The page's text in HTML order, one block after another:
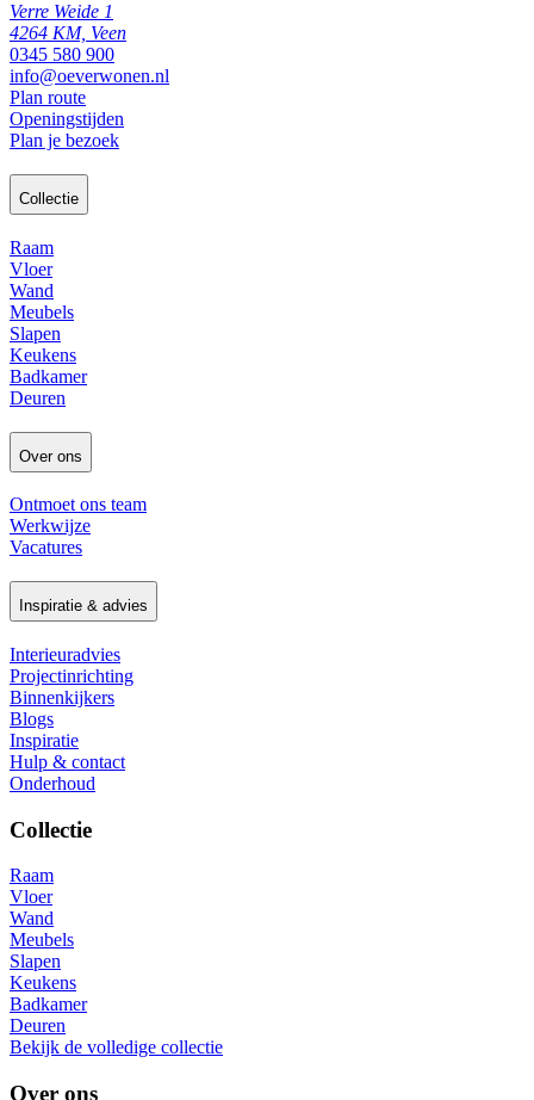
Verre Weide 1
4264 KM, Veen
0345 580 900
info@oeverwonen.nl
Plan route
Openingstijden
Plan je bezoek
Collectie
Raam
Vloer
Wand
Meubels
Slapen
Keukens
Badkamer
Deuren
Over ons
Ontmoet ons team
Werkwijze
Vacatures
Inspiratie & advies
Interieuradvies
Projectinrichting
Binnenkijkers
Blogs
Inspiratie
Hulp & contact
Onderhoud
Collectie
Raam
Vloer
Wand
Meubels
Slapen
Keukens
Badkamer
Deuren
Bekijk de volledige collectie
Over ons